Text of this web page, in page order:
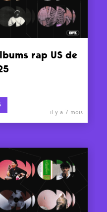
rap US de
il y a 7 mois